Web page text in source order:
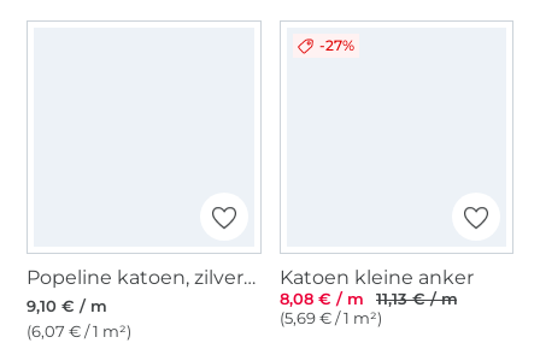
Popeline katoen, zilvergrijs
9,10 € / m
(6,07 € / 1 m²)
-27%
Katoen kleine anker
8,08 € / m
11,13 € / m
(5,69 € / 1 m²)